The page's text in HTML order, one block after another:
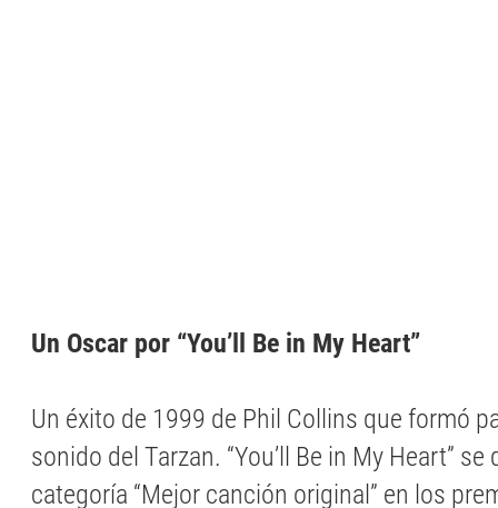
Un Oscar por “You’ll Be in My Heart”
Un éxito de 1999 de Phil Collins que formó
sonido del Tarzan. “You’ll Be in My Heart”
categoría “Mejor canción original” en los